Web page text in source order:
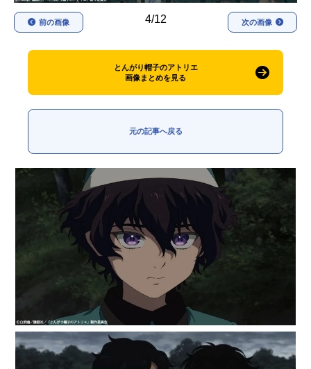
春アニメ 4/12
前の画像 次の画像
とんがり帽子のアトリエ
画像まとめを見る
元の記事へ戻る